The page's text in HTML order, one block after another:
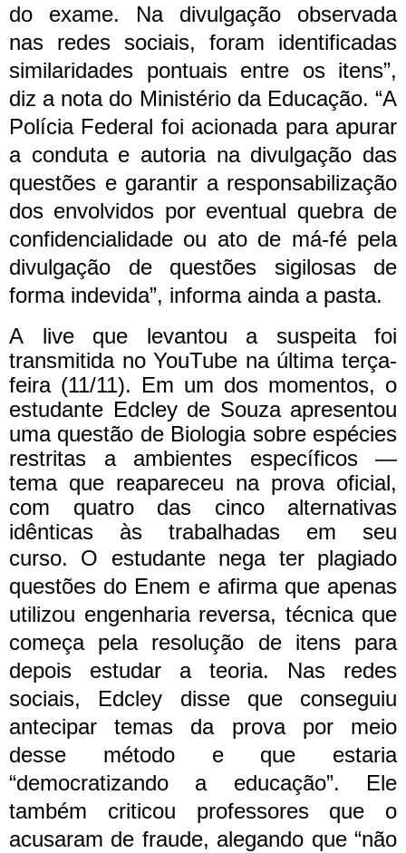
do exame. Na divulgação observada
nas redes sociais, foram identificadas
similaridades pontuais entre os itens”,
diz a nota do Ministério da Educação. “A
Polícia Federal foi acionada para apurar
a conduta e autoria na divulgação das
questões e garantir a responsabilização
dos envolvidos por eventual quebra de
confidencialidade ou ato de má-fé pela
divulgação de questões sigilosas de
forma indevida”, informa ainda a pasta.
A live que levantou a suspeita foi
transmitida no YouTube na última terça-
feira (11/11). Em um dos momentos, o
estudante Edcley de Souza apresentou
uma questão de Biologia sobre espécies
restritas a ambientes específicos —
tema que reapareceu na prova oficial,
com quatro das cinco alternativas
idênticas às trabalhadas em seu
curso. O estudante nega ter plagiado
questões do Enem e afirma que apenas
utilizou engenharia reversa, técnica que
começa pela resolução de itens para
depois estudar a teoria. Nas redes
sociais, Edcley disse que conseguiu
antecipar temas da prova por meio
desse método e que estaria
“democratizando a educação”. Ele
também criticou professores que o
acusaram de fraude, alegando que “não